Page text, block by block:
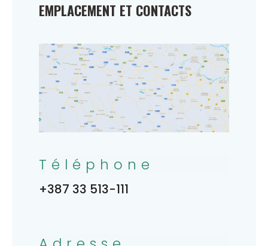
EMPLACEMENT ET CONTACTS
Téléphone
+387 33 513-111